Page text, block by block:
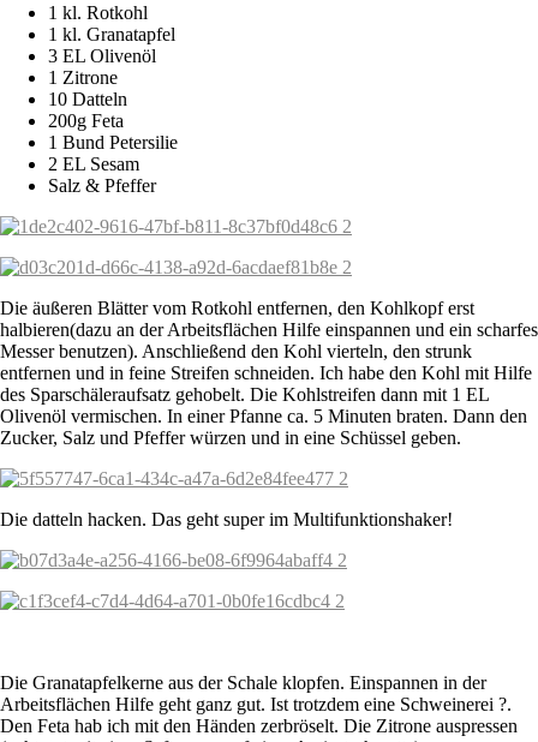
1 kl. Rotkohl
1 kl. Granatapfel
3 EL Olivenöl
1 Zitrone
10 Datteln
200g Feta
1 Bund Petersilie
2 EL Sesam
Salz & Pfeffer
Die äußeren Blätter vom Rotkohl entfernen, den Kohlkopf erst
halbieren(dazu an der Arbeitsflächen Hilfe einspannen und ein scharfes
Messer benutzen). Anschließend den Kohl vierteln, den strunk
entfernen und in feine Streifen schneiden. Ich habe den Kohl mit Hilfe
des Sparschäleraufsatz gehobelt. Die Kohlstreifen dann mit 1 EL
Olivenöl vermischen. In einer Pfanne ca. 5 Minuten braten. Dann den
Zucker, Salz und Pfeffer würzen und in eine Schüssel geben.
Die datteln hacken. Das geht super im Multifunktionshaker!
Die Granatapfelkerne aus der Schale klopfen. Einspannen in der
Arbeitsflächen Hilfe geht ganz gut. Ist trotzdem eine Schweinerei ?.
Den Feta hab ich mit den Händen zerbröselt. Die Zitrone auspressen